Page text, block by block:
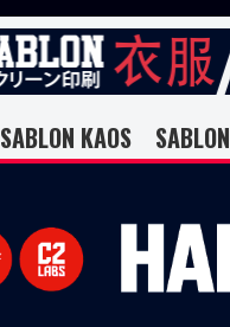
SABLON KAOS